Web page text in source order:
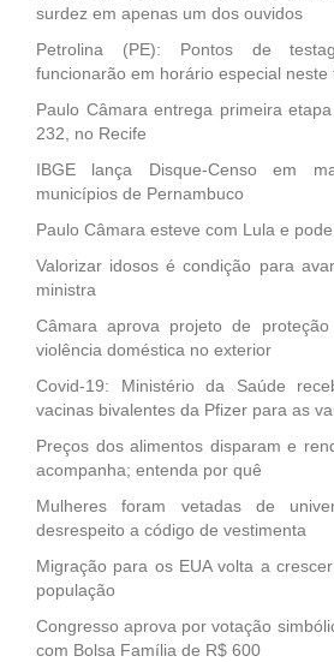
surdez em apenas um dos ouvidos
Petrolina (PE): Pontos de
funcionarão em horário especial neste
Paulo Câmara entrega primeira
232, no Recife
IBGE lança Disque-Censo em
municípios de Pernambuco
Paulo Câmara esteve com Lula e
Valorizar idosos é condição para
ministra
Câmara aprova projeto de
violência doméstica no exterior
Covid-19: Ministério da Saúde
vacinas bivalentes da Pfizer para as
Preços dos alimentos disparam e
acompanha; entenda por quê
Mulheres foram vetadas de
desrespeito a código de vestimenta
Migração para os EUA volta a
população
Congresso aprova por votação
com Bolsa Família de R$ 600